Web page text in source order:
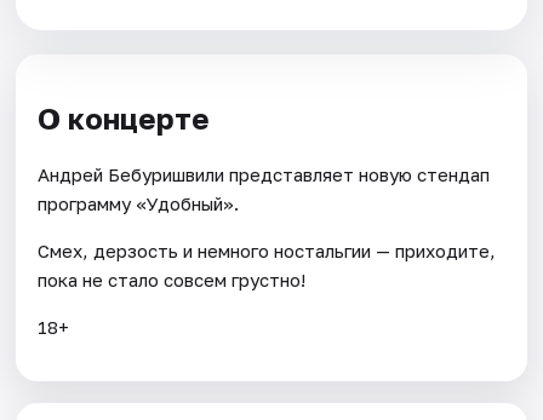
О концерте
Андрей Бебуришвили представляет новую стендап
программу «Удобный».
Смех, дерзость и немного ностальгии — приходите,
пока не стало совсем грустно!
18+